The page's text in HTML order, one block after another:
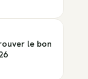
le bon